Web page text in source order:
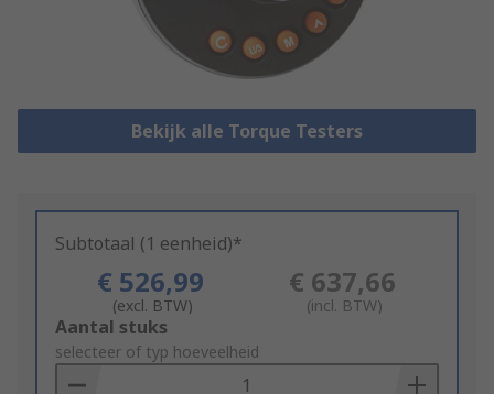
Bekijk alle Torque Testers
Subtotaal (1 eenheid)*
€ 526,99
(excl. BTW)
€ 637,66
(incl. BTW)
Add
to
Basket
Aantal stuks
selecteer of typ hoeveelheid